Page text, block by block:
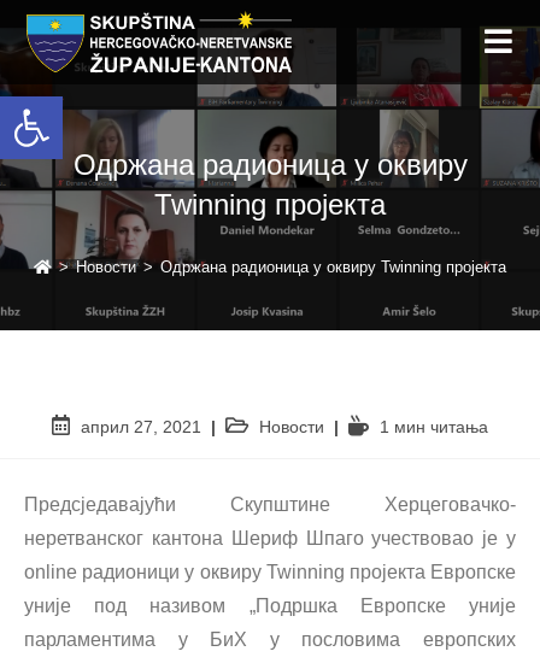
Open toolbar
Одржана радионица у оквиру
Twinning пројекта
> Новости > Одржана радионица у оквиру Twinning пројекта
април 27, 2021 Новости 1 мин читањa
Предсједавајући Скупштине Херцеговачко-
неретванског кантона Шериф Шпаго учествовао је у
online радионици у оквиру Twinning пројекта Европске
уније под називом „Подршка Европске уније
парламентима у БиХ у пословима европских